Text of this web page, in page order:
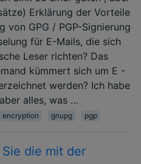
Erklärung der Vorteile
von GPG / PGP-Signierung
für E-Mails, die sich
Leser richten? Das
kümmert sich um E -
werden? Ich habe
alles, was …
encryption gnupg pgp
die mit der